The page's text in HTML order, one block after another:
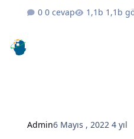
0 cevap
1,1b
Admin6 Mayıs , 20224 yıl